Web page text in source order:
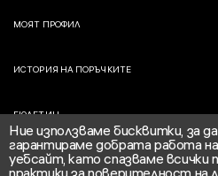
Ние използваме бисквитки, за
гарантираме добрата работа
уебсайт, като спазваме всички
практики за поверителност на
МОЯТ ПРОФИЛ
ИСТОРИЯ НА ПОРЪЧКИТЕ
БЮЛЕТИН